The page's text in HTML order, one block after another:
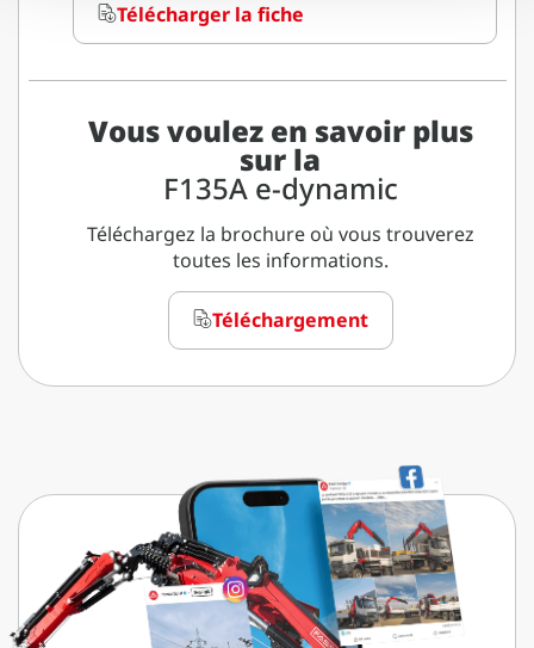
Télécharger la fiche
Vous voulez en savoir plus
sur la
F135A e-dynamic
Téléchargez la brochure où vous trouverez
toutes les informations.
Téléchargement